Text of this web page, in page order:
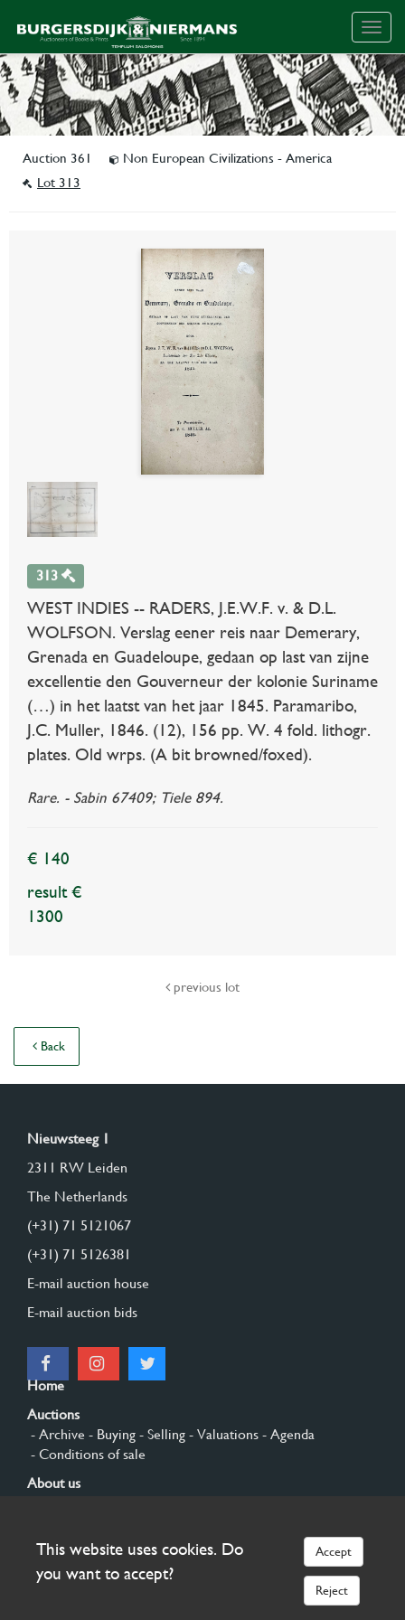
Auction 361
Non European Civilizations - America
Lot 313
313
WEST INDIES -- RADERS, J.E.W.F. v. & D.L.
WOLFSON. Verslag eener reis naar Demerary,
Grenada en Guadeloupe, gedaan op last van zijne
excellentie den Gouverneur der kolonie Suriname
(…) in het laatst van het jaar 1845. Paramaribo,
J.C. Muller, 1846. (12), 156 pp. W. 4 fold. lithogr.
plates. Old wrps. (A bit browned/foxed).
Rare. - Sabin 67409; Tiele 894.
€ 140
result €
1300
previous lot
Back
Nieuwsteeg 1
2311 RW Leiden
The Netherlands
(+31) 71 5121067
(+31) 71 5126381
E-mail auction house
E-mail auction bids
Home
Auctions
- Archive - Buying - Selling - Valuations - Agenda
- Conditions of sale
About us
Sign up
This website uses cookies. Do
you want to accept?
Accept
Reject